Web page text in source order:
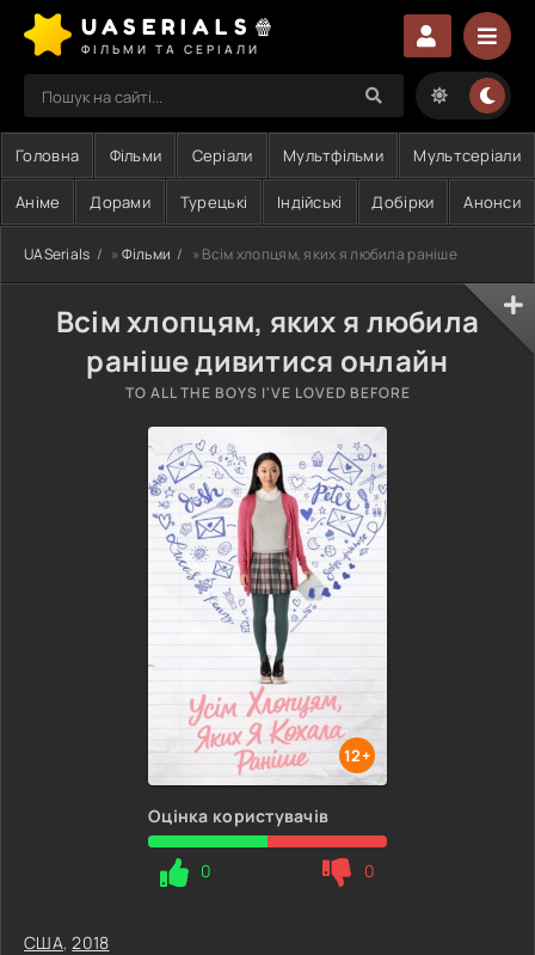
UASERIALS🍿
ФІЛЬМИ ТА СЕРІАЛИ
Головна Фільми Серіали Мультфільми Мультсеріали
Аніме Дорами Турецькі Індійські Добірки Анонси
UASerials » Фільми » Всім хлопцям, яких я любила раніше
Всім хлопцям, яких я любила
раніше дивитися онлайн
TO ALL THE BOYS I'VE LOVED BEFORE
12+
Оцінка користувачів
0 0
США,2018